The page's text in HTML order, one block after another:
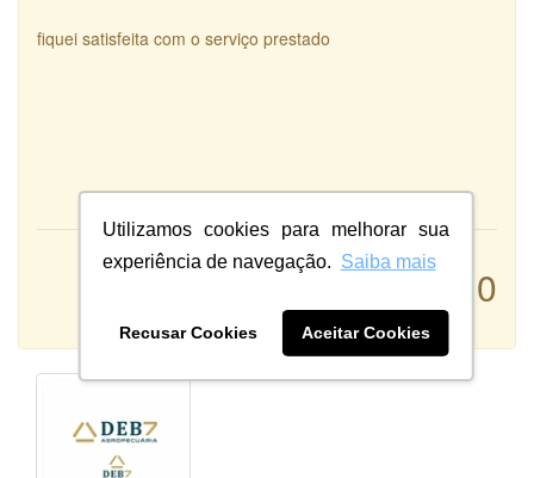
Utilizamos cookies para melhorar sua
experiência de navegação. Saiba mais
Recusar Cookies Aceitar Cookies
fiquei satisfeita com o serviço prestado
10
Atendimento: